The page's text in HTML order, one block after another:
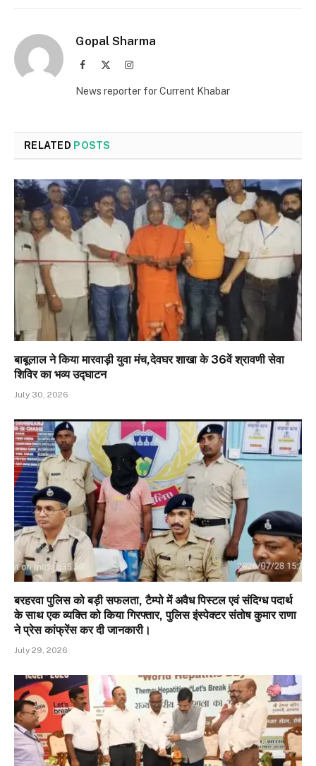
Gopal Sharma
Facebook Instagram
News reporter for Current Khabar
RELATED POSTS
बाबूलाल ने किया मारवाड़ी युवा मंच,देवघर शाखा के 36वें श्रावणी सेवा
शिविर का भव्य उद्घाटन
July 30, 2026
बरहरवा पुलिस को बड़ी सफलता, टैम्पो में अवैध पिस्टल एवं संदिग्ध पदार्थ
के साथ एक व्यक्ति को किया गिरफ्तार, पुलिस इंस्पेक्टर संतोष कुमार राणा
ने प्रेस कांफ्रेंस कर दी जानकारी।
July 29, 2026